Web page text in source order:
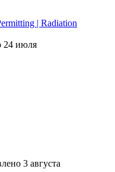
| Radiation
24 июля
3 августа